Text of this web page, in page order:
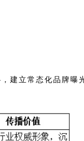
建立常态化品牌曝